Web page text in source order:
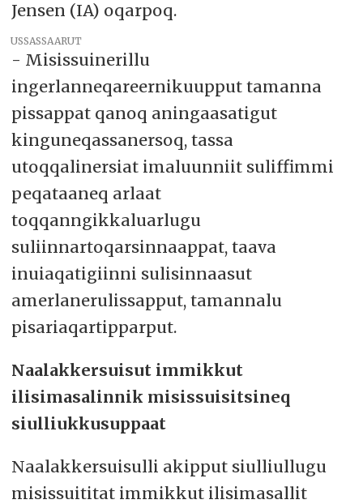
Jensen (IA) oqarpoq.
USSASSAARUT
- Misissuinerillu
ingerlanneqareernikuupput tamanna
pissappat qanoq aningaasatigut
kinguneqassanersoq, tassa
utoqqalinersiat imaluunniit suliffimmi
peqataaneq arlaat
toqqanngikkaluarlugu
suliinnartoqarsinnaappat, taava
inuiaqatigiinni sulisinnaasut
amerlanerulissapput, tamannalu
pisariaqartipparput.
Naalakkersuisut immikkut
ilisimasalinnik misissuisitsineq
siulliukkusuppaat
Naalakkersuisulli akipput siulliullugu
misissuititat immikkut ilisimasallit